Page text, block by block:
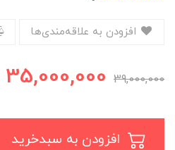
39,000,000
35,000,000